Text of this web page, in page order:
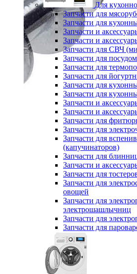
Для
Запчасти для
Запчасти для
Запчасти и
Запчасти и
Запчасти для СВЧ
Запчасти для
Запчасти для
Запчасти для
Запчасти для
Запчасти для
Запчасти и
Запчасти и
Запчасти для
Запчасти для
Запчасти для
(капучинаторов)
Запчасти для
Запчасти и
Запчасти для
Запчасти для
овощей
Запчасти для
электрошашлычниц
Запчасти для
Запчасти для